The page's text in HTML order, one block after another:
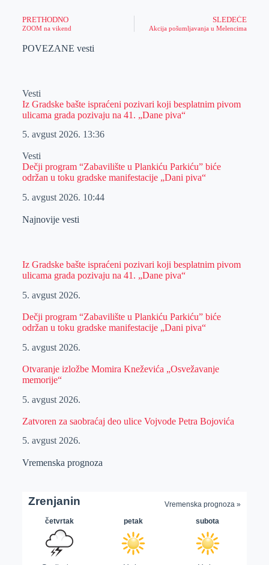
PRETHODNO
ZOOM na vikend
SLEDEĆE
Akcija pošumljavanja u Melencima
POVEZANE vesti
Vesti
Iz Gradske bašte ispraćeni pozivari koji besplatnim pivom
ulicama grada pozivaju na 41. „Dane piva“
5. avgust 2026. 13:36
Vesti
Dečji program “Zabavilište u Plankiću Parkiću” biće
održan u toku gradske manifestacije „Dani piva“
5. avgust 2026. 10:44
Najnovije vesti
Iz Gradske bašte ispraćeni pozivari koji besplatnim pivom
ulicama grada pozivaju na 41. „Dane piva“
5. avgust 2026.
Dečji program “Zabavilište u Plankiću Parkiću” biće
održan u toku gradske manifestacije „Dani piva“
5. avgust 2026.
Otvaranje izložbe Momira Kneževića „Osvežavanje
memorije“
5. avgust 2026.
Zatvoren za saobraćaj deo ulice Vojvode Petra Bojovića
5. avgust 2026.
Vremenska prognoza